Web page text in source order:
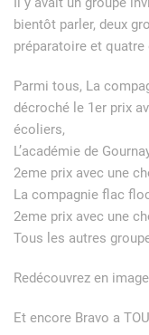
bientôt parler, deux
préparatoire et
Parmi tous, La
décroché le 1er prix
écoliers,
L’académie de
2eme prix avec une
La compagnie flac
2eme prix avec une
Tous les autres
Redécouvrez en
Et encore Bravo a